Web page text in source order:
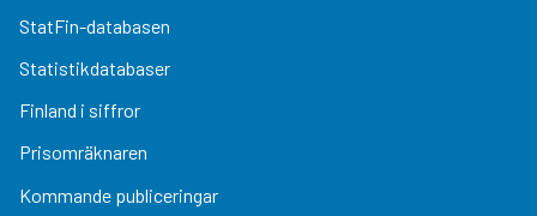
StatFin-databasen
Statistikdatabaser
Finland i siffror
Prisomräknaren
Kommande publiceringar